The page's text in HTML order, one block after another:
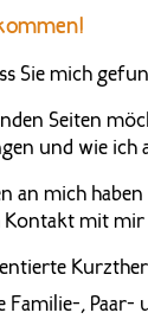
Sie mich
Seiten
und wie ich
an mich
Kontakt mit
Familie-, Paar-